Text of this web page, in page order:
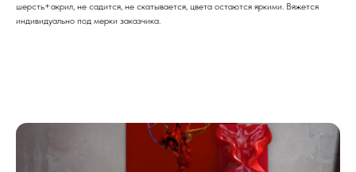
шерсть+акрил, не садится, не скатывается, цвета остаются яркими. Вяжется
индивидуально под мерки заказчика.